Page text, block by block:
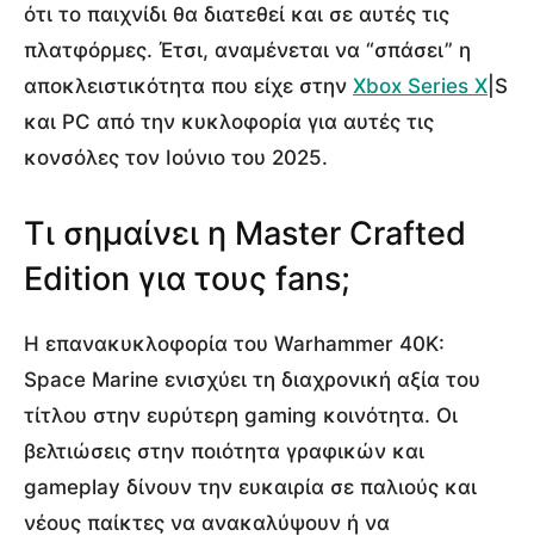
ότι το παιχνίδι θα διατεθεί και σε αυτές τις
πλατφόρμες. Έτσι, αναμένεται να “σπάσει” η
αποκλειστικότητα που είχε στην Xbox Series X |S
και PC από την κυκλοφορία για αυτές τις
κονσόλες τον Ιούνιο του 2025.
Τι σημαίνει η Master Crafted
Edition για τους fans;
Η επανακυκλοφορία του Warhammer 40K:
Space Marine ενισχύει τη διαχρονική αξία του
τίτλου στην ευρύτερη gaming κοινότητα. Οι
βελτιώσεις στην ποιότητα γραφικών και
gameplay δίνουν την ευκαιρία σε παλιούς και
νέους παίκτες να ανακαλύψουν ή να